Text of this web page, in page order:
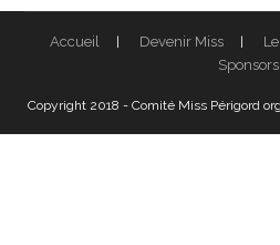
Accueil Devenir Miss
Sponsors
Copyright 2018 - Comité Miss Périgord